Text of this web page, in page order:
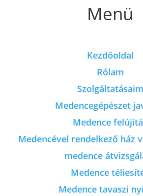
Menü
Kezdőoldal
Rólam
Szolgáltatásaim
Medencegépészet
Medence
Medencével rendelkező ház
medence
Medence
Medence tavaszi